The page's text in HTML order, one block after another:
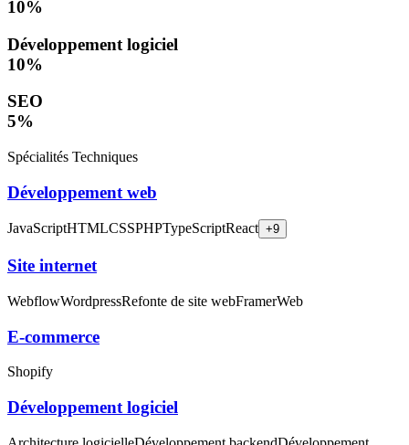
10%
Développement logiciel
10%
SEO
5%
Spécialités Techniques
Développement web
JavaScriptHTMLCSSPHPTypeScriptReact +9
Site internet
WebflowWordpressRefonte de site webFramerWeb
E-commerce
Shopify
Développement logiciel